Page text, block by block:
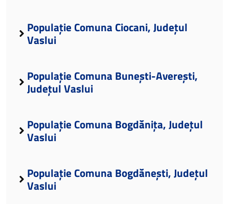
Populație Comuna Ciocani, Județul
Vaslui
Populație Comuna Bunești-Averești,
Județul Vaslui
Populație Comuna Bogdănița, Județul
Vaslui
Populație Comuna Bogdănești, Județul
Vaslui